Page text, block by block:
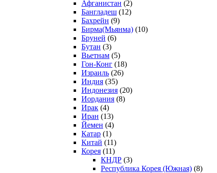
Афганистан (2)
Бангладеш (12)
Бахрейн (9)
Бирма(Мьянма) (10)
Бруней (6)
Бутан (3)
Вьетнам (5)
Гон-Конг (18)
Израиль (26)
Индия (35)
Индонезия (20)
Иордания (8)
Ирак (4)
Иран (13)
Йемен (4)
Катар (1)
Китай (11)
Корея (11)
КНДР (3)
Республика Корея (Южная) (8)